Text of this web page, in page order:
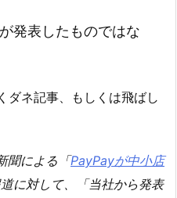
発表したものではな
ダネ記事、もしくは飛ばし
聞による「PayPayが中小店
道に対して、「当社から発表